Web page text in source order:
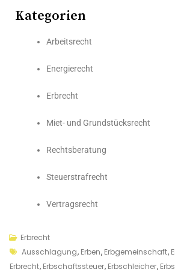
Kategorien
Arbeitsrecht
Energierecht
Erbrecht
Miet- und Grundstücksrecht
Rechtsberatung
Steuerstrafrecht
Vertragsrecht
Erbrecht
Ausschlagung, Erben, Erbgemeinschaft,
Erbrecht, Erbschaftssteuer, Erbschleicher,